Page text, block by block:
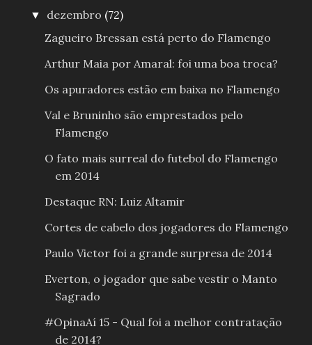
▼ dezembro (72)
Zagueiro Bressan está perto do Flamengo
Arthur Maia por Amaral: foi uma boa troca?
Os apuradores estão em baixa no Flamengo
Val e Bruninho são emprestados pelo
Flamengo
O fato mais surreal do futebol do Flamengo
em 2014
Destaque RN: Luiz Altamir
Cortes de cabelo dos jogadores do Flamengo
Paulo Victor foi a grande surpresa de 2014
Everton, o jogador que sabe vestir o Manto
Sagrado
#OpinaAí 15 - Qual foi a melhor contratação
de 2014?